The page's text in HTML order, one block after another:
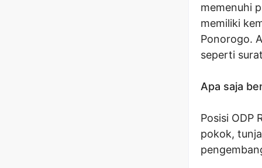
memenuhi
memiliki
Ponorogo.
seperti
Apa saja
Posisi ODP
pokok,